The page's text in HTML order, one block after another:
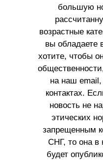
большую
возрастные
вы обладаете
хотите, чтобы
на наш email,
контактах.
новость не
этических
запрещенным
СНГ, то она в
будет